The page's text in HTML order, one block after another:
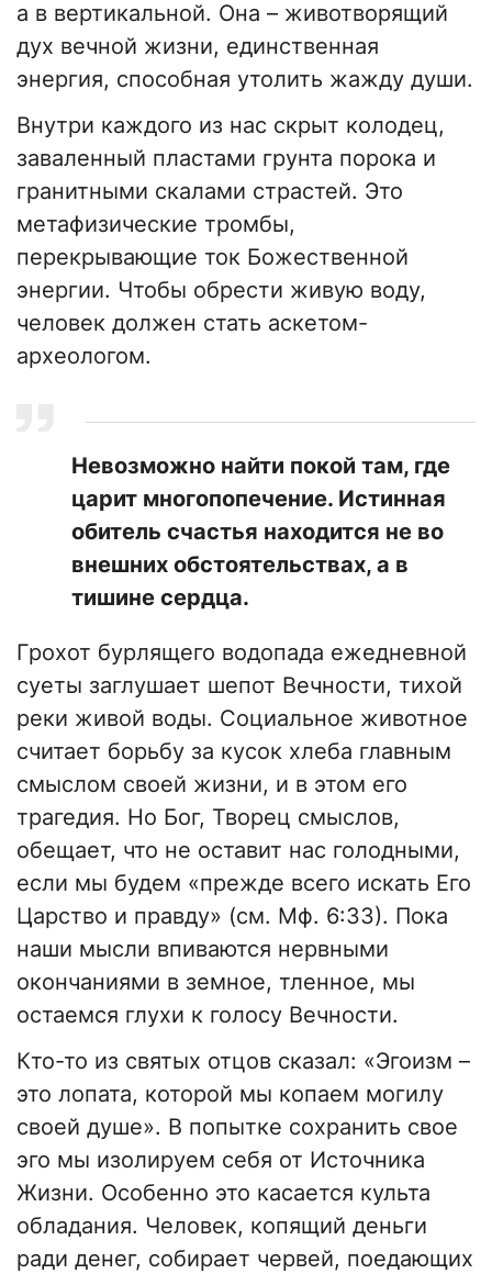
а в вертикальной. Она – животворящий
дух вечной жизни, единственная
энергия, способная утолить жажду души.
Внутри каждого из нас скрыт колодец,
заваленный пластами грунта порока и
гранитными скалами страстей. Это
метафизические тромбы,
перекрывающие ток Божественной
энергии. Чтобы обрести живую воду,
человек должен стать аскетом-
археологом.
Невозможно найти покой там, где
царит многопопечение. Истинная
обитель счастья находится не во
внешних обстоятельствах, а в
тишине сердца.
Грохот бурлящего водопада ежедневной
суеты заглушает шепот Вечности, тихой
реки живой воды. Социальное животное
считает борьбу за кусок хлеба главным
смыслом своей жизни, и в этом его
трагедия. Но Бог, Творец смыслов,
обещает, что не оставит нас голодными,
если мы будем «прежде всего искать Его
Царство и правду» (см. Мф. 6:33). Пока
наши мысли впиваются нервными
окончаниями в земное, тленное, мы
остаемся глухи к голосу Вечности.
Кто-то из святых отцов сказал: «Эгоизм –
это лопата, которой мы копаем могилу
своей душе». В попытке сохранить свое
эго мы изолируем себя от Источника
Жизни. Особенно это касается культа
обладания. Человек, копящий деньги
ради денег, собирает червей, поедающих